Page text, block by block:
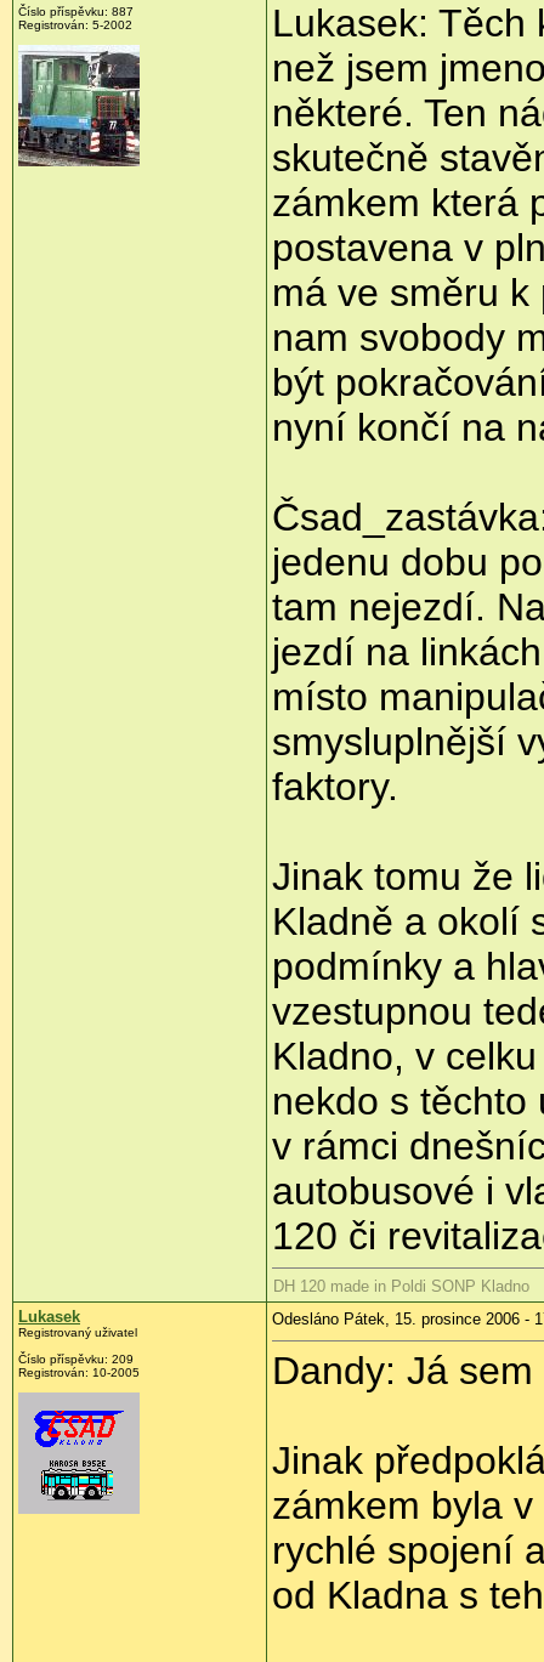
Číslo příspěvku: 887
Registrován: 5-2002
Lukasek: Těch
než jsem
některé. Ten
skutečně
zámkem která
postavena v
má ve směru
nam svobody
být
nyní končí na
jedenu dobu
tam nejezdí.
jezdí na
místo
smysluplnější
faktory.
Jinak tomu že
Kladně a okolí
podmínky a
vzestupnou
Kladno, v
nekdo s těchto
v rámci
autobusové i
120 či
DH 120 made in Poldi SONP Kladno
Lukasek
Registrovaný uživatel
Číslo příspěvku: 209
Registrován: 10-2005
Odesláno Pátek, 15. prosince 2006 -
Dandy: Já
Jinak
zámkem byla
rychlé spojení
od Kladna s